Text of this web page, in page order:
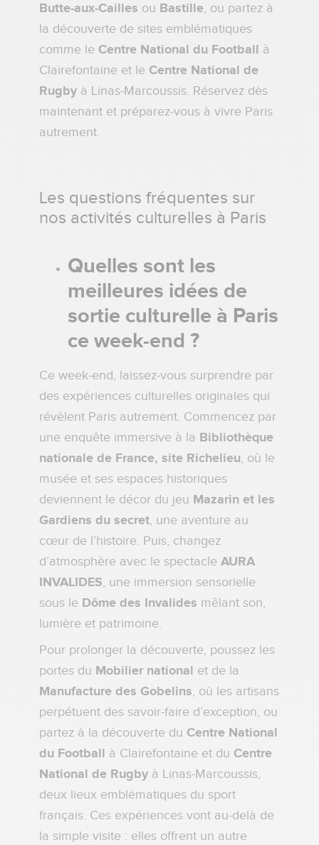
Butte-aux-Cailles ou Bastille, ou partez à
la découverte de sites emblématiques
comme le Centre National du Football à
Clairefontaine et le Centre National de
Rugby à Linas-Marcoussis. Réservez dès
maintenant et préparez-vous à vivre Paris
autrement.
Les questions fréquentes sur
nos activités culturelles à Paris
Quelles sont les
meilleures idées de
sortie culturelle à Paris
ce week-end ?
Ce week-end, laissez-vous surprendre par
des expériences culturelles originales qui
révèlent Paris autrement. Commencez par
une enquête immersive à la Bibliothèque
nationale de France, site Richelieu, où le
musée et ses espaces historiques
deviennent le décor du jeu Mazarin et les
Gardiens du secret, une aventure au
cœur de l’histoire. Puis, changez
d’atmosphère avec le spectacle AURA
INVALIDES, une immersion sensorielle
sous le Dôme des Invalides mêlant son,
lumière et patrimoine.
Pour prolonger la découverte, poussez les
portes du Mobilier national et de la
Manufacture des Gobelins, où les artisans
perpétuent des savoir-faire d’exception, ou
partez à la découverte du Centre National
du Football à Clairefontaine et du Centre
National de Rugby à Linas-Marcoussis,
deux lieux emblématiques du sport
français. Ces expériences vont au-delà de
la simple visite : elles offrent un autre